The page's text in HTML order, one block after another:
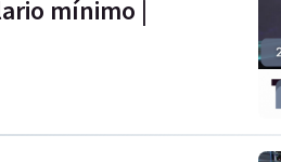
mínimo |